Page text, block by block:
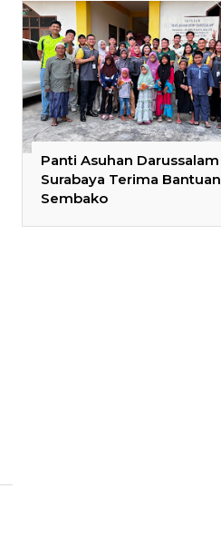
Panti Asuhan Darussalam
Surabaya Terima Bantuan
Sembako